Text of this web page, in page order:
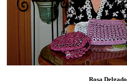
Rosa Delgado